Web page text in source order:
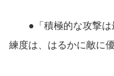
●「積極的な攻撃は
練度は、はるかに敵に